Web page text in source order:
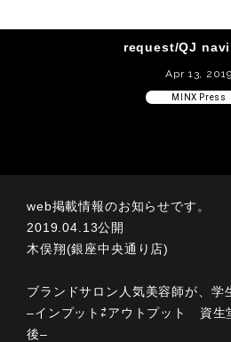
request/QJ navi
Apr 13, 2019
MINX Press
web掲載情報のお知らせです。
2019.04.13公開
木俣翔(銀座中央通り店)
ブランドサロン人気美容師が、学
–インプット⇄アウトプット 資生
後–